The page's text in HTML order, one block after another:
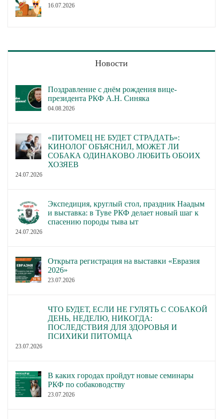
16.07.2026
Новости
Поздравление с днём рождения вице-
президента РКФ А.Н. Синяка
04.08.2026
«ПИТОМЕЦ НЕ БУДЕТ СТРАДАТЬ»:
КИНОЛОГ ОБЪЯСНИЛ, МОЖЕТ ЛИ
СОБАКА ОДИНАКОВО ЛЮБИТЬ ОБОИХ
ХОЗЯЕВ
24.07.2026
Экспедиция, круглый стол, праздник Наадым
и выставка: в Туве РКФ делает новый шаг к
спасению породы тыва ыт
24.07.2026
Открыта регистрация на выставки «Евразия
2026»
23.07.2026
ЧТО БУДЕТ, ЕСЛИ НЕ ГУЛЯТЬ С СОБАКОЙ
ДЕНЬ, НЕДЕЛЮ, НИКОГДА:
ПОСЛЕДСТВИЯ ДЛЯ ЗДОРОВЬЯ И
ПСИХИКИ ПИТОМЦА
23.07.2026
В каких городах пройдут новые семинары
РКФ по собаководству
23.07.2026